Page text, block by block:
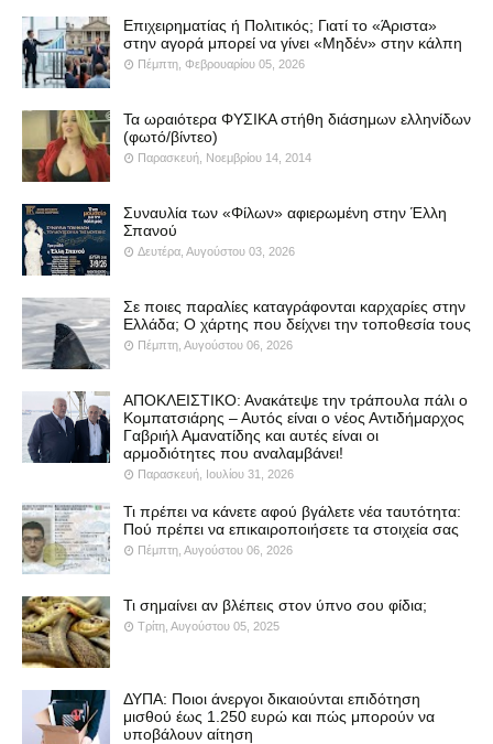
Επιχειρηματίας ή Πολιτικός; Γιατί το «Άριστα»
στην αγορά μπορεί να γίνει «Μηδέν» στην κάλπη
Πέμπτη, Φεβρουαρίου 05, 2026
Τα ωραιότερα ΦΥΣΙΚΑ στήθη διάσημων ελληνίδων
(φωτό/βίντεο)
Παρασκευή, Νοεμβρίου 14, 2014
Συναυλία των «Φίλων» αφιερωμένη στην Έλλη
Σπανού
Δευτέρα, Αυγούστου 03, 2026
Σε ποιες παραλίες καταγράφονται καρχαρίες στην
Ελλάδα; Ο χάρτης που δείχνει την τοποθεσία τους
Πέμπτη, Αυγούστου 06, 2026
ΑΠΟΚΛΕΙΣΤΙΚΟ: Ανακάτεψε την τράπουλα πάλι ο
Κομπατσιάρης – Αυτός είναι ο νέος Αντιδήμαρχος
Γαβριήλ Αμανατίδης και αυτές είναι οι
αρμοδιότητες που αναλαμβάνει!
Παρασκευή, Ιουλίου 31, 2026
Τι πρέπει να κάνετε αφού βγάλετε νέα ταυτότητα:
Πού πρέπει να επικαιροποιήσετε τα στοιχεία σας
Πέμπτη, Αυγούστου 06, 2026
Τι σημαίνει αν βλέπεις στον ύπνο σου φίδια;
Τρίτη, Αυγούστου 05, 2025
ΔΥΠΑ: Ποιοι άνεργοι δικαιούνται επιδότηση
μισθού έως 1.250 ευρώ και πώς μπορούν να
υποβάλουν αίτηση